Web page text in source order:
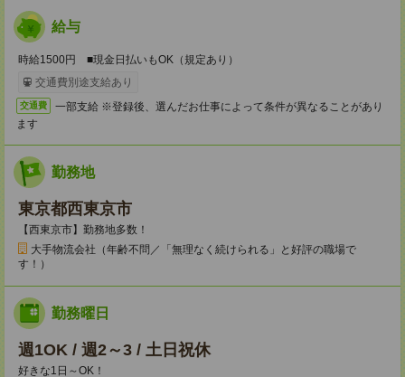
給与
時給1500円 ■現金日払いもOK（規定あり）
交通費別途支給あり
交通費
一部支給 ※登録後、選んだお仕事によって条件が異なることがあり
ます
勤務地
東京都西東京市
【西東京市】勤務地多数！
大手物流会社（年齢不問／「無理なく続けられる」と好評の職場で
す！）
勤務曜日
週1OK / 週2～3 / 土日祝休
好きな1日～OK！